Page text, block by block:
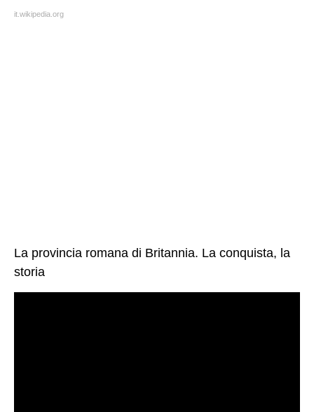
it.wikipedia.org
La provincia romana di Britannia. La conquista, la
storia